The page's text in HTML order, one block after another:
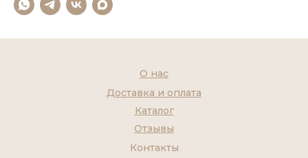
Контакты
Каталог
О нас
Доставка и оплата
Отзывы